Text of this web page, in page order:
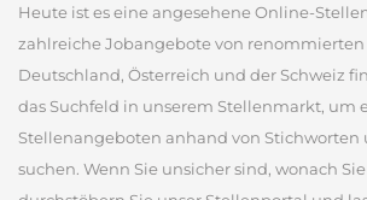
Heute ist es eine angesehene Online-
zahlreiche Jobangebote von
Deutschland, Österreich und der Schweiz
das Suchfeld in unserem Stellenmarkt, um
Stellenangeboten anhand von Stichworten
suchen. Wenn Sie unsicher sind, wonach